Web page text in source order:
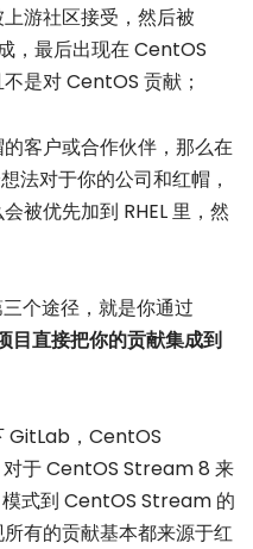
游社区接受，然后被
，最后出现在 CentOS
是对 CentOS 贡献；
客户或合作伙伴，那么在
法对于你的公司和红帽，
被优先加到 RHEL 里，然
个途径，就是你通过
直接把你的贡献集成到
GitLab，CentOS
于 CentOS Stream 8 来
式到 CentOS Stream 的
有的贡献基本都来源于红